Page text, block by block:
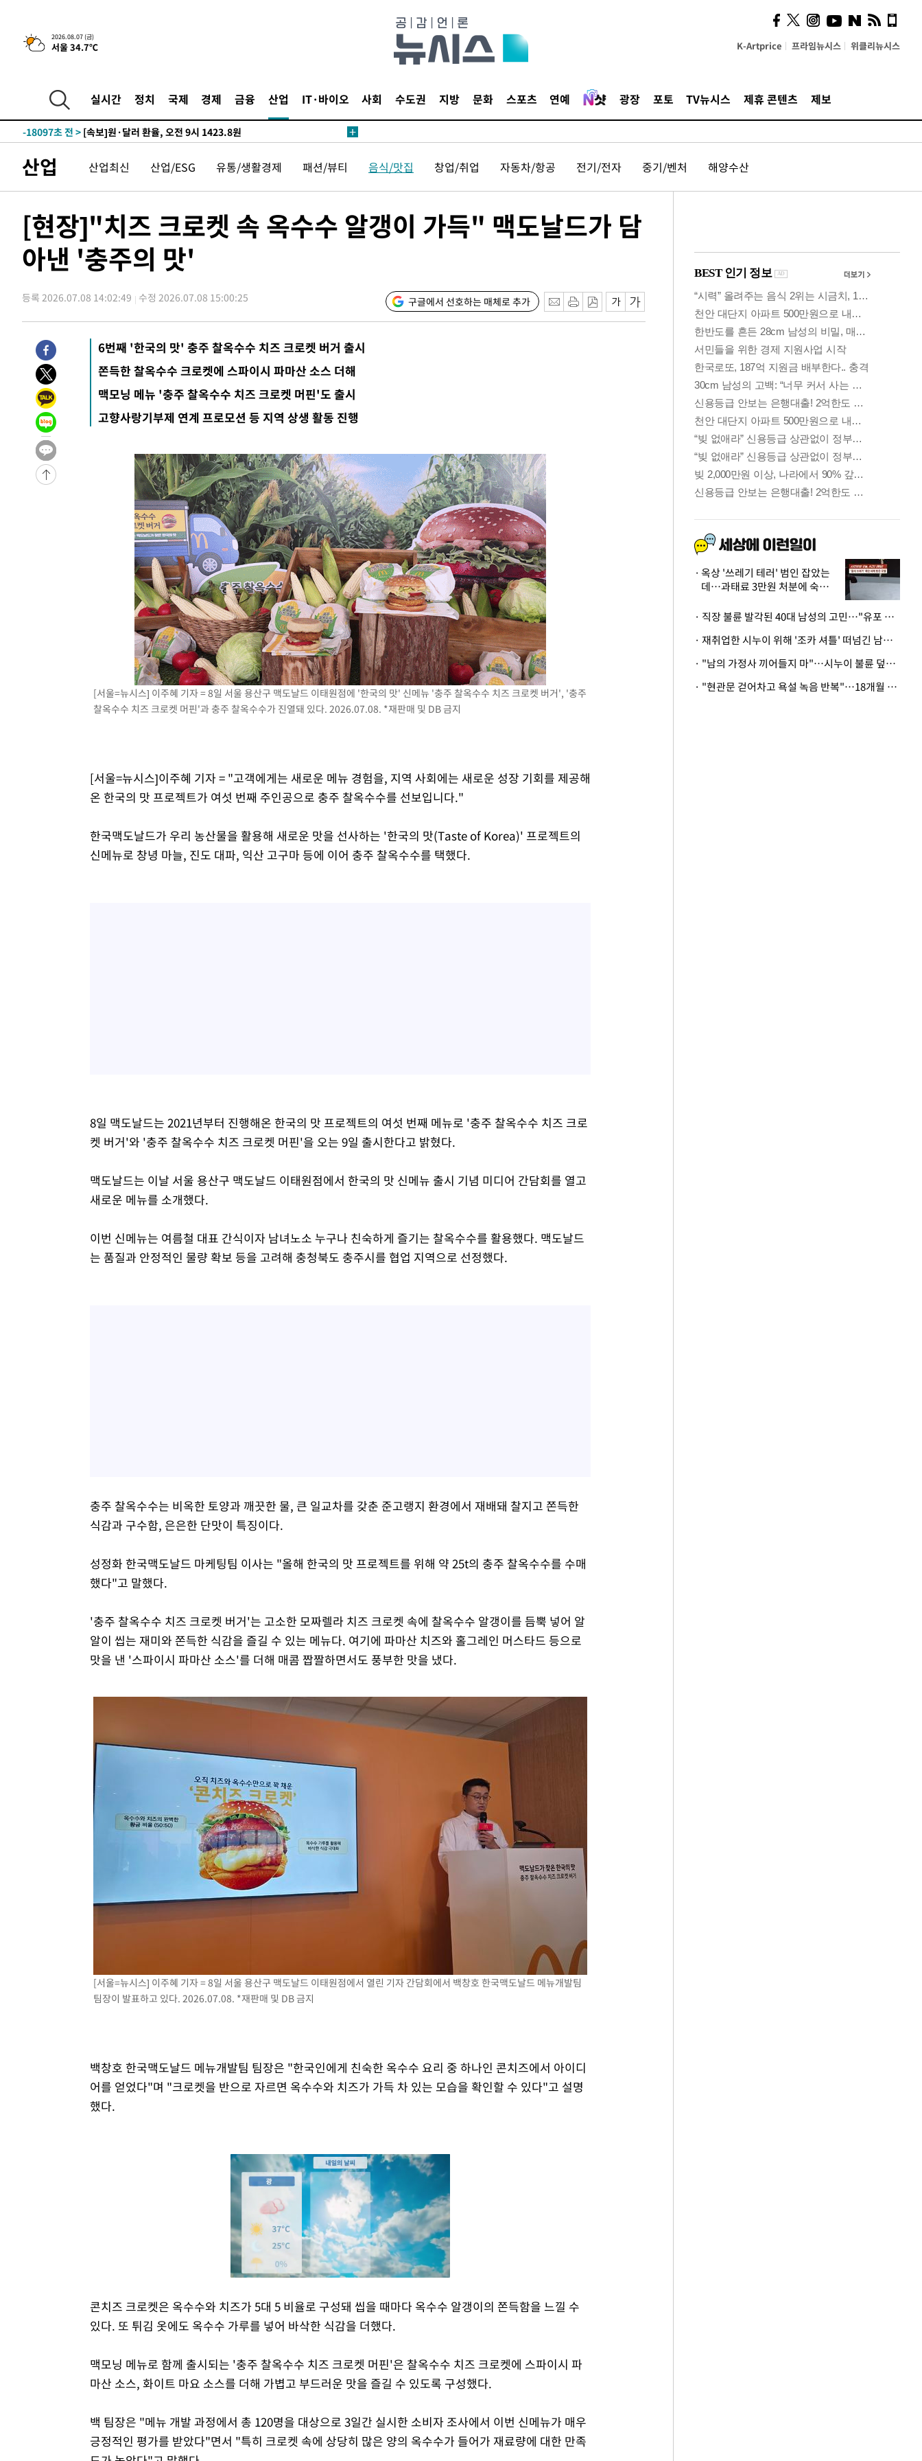
2026.08.07 (금)
서울 34.7℃ K-Artprice 프라임뉴시스 위클리뉴시스
실시간 정치 국제 경제 금융 산업 IT·바이오 사회 수도권 지방 문화 스포츠 연예 광장 포토 TV뉴시스 제휴 콘텐츠 제보
-21504초 전 >민주 콩고 에볼라환자 4천명 돌파, 4053명 발생 1850명 사망
-20754초 전 >[속보]'300억원대 사기 혐의' 차가원 대표 구속 송치
-18461초 전 >
[속보]경찰·노동부, HL만도 평택사업장 끼임 사망 관련 압수수색
-18342초 전 >
압수수색
-18097초 전 > [속보]원·달러 환율, 오전 9시 1423.8원
-17879초 전 >
[속보]코스닥, 5.95포인트(0.74%) 상승한 807.62개장
-17847초 전 >[속보]코스피, 6300선 재탈환…1.09% 오른 6365.07 개장
-14310초 전 >
입추에도 극한더위…서울 낮 39도 '폭염중대경보'
-9274초 전 >
이란, 호르무즈서 "적국 목표물들"과 대치로 남부 케슘섬에서 두차
례 큰 폭발음
-7989초 전 >
[속보]美, 폴리실리콘 수입 규제…파생제품 15% 관세, 120일 후 발
-3840초 전 > [속보] 뉴욕증시, 일제 하락 마감…나스닥 0.06%↓
-27898초 전 >[속보] 7월 중국 수출 23.9%↑ 수입 27.5%↑…무역총액
25.3%↑
-25058초 전 >
[속보]'채상병 순직 책임' 임성근, 항소심도 징역 3년
-24924초 전 >
[속보]종합특검, '관저이전 봐주기 감사' 유병호 구속기소
-21524초 전 >
-20774초 전 >
[속보]'300억원대 사기 혐의' 차가원 대표 구속 송치
-19968초 전 >
"미 전국적 살모네라 식중독 원인은 멕시코산 할라피뇨"-- CDC
-18481초 전 >
-18362초 전 >
[속보]합수본, '투표율 허위 입력' 중앙·서울·경기도 선관위 등 9곳
압수수색
-18117초 전 >
[속보]원·달러 환율, 오전 9시 1423.8원
[속보]삼성전자·SK하이닉스 동반 강보합…1%대 상승 출발
[속보]코스닥, 5.95포인트(0.74%) 상승한 807.62개장
[속보]코스피, 6300선 재탈환…1.09% 오른 6365.07 개장
시리아 다마스쿠스 교외에서 미니버스 폭발.. 14명 부상, 3명은 중
입추에도 극한더위…서울 낮 39도 '폭염중대경보'
이란, 호르무즈서 "적국 목표물들"과 대치로 남부 케슘섬에서 두차
[속보]美, 폴리실리콘 수입 규제…파생제품 15% 관세, 120일 후 발
[속보]트럼프, 美 원정출산 금지 행정명령 서명
[속보] 뉴욕증시, 일제 하락 마감…나스닥 0.06%↓
산업 산업최신 산업/ESG 유통/생활경제 패션/뷰티 음식/맛집 창업/취업 자동차/항공 전기/전자 중기/벤처 해양수산
[현장]"치즈 크로켓 속 옥수수 알갱이 가득" 맥도날드가 담
아낸 '충주의 맛'
등록 2026.07.08 14:02:49 수정 2026.07.08 15:00:25 구글에서 선호하는 매체로 추가
6번째 '한국의 맛' 충주 찰옥수수 치즈 크로켓 버거 출시
쫀득한 찰옥수수 크로켓에 스파이시 파마산 소스 더해
맥모닝 메뉴 '충주 찰옥수수 치즈 크로켓 머핀'도 출시
고향사랑기부제 연계 프로모션 등 지역 상생 활동 진행
[서울=뉴시스] 이주혜 기자 = 8일 서울 용산구 맥도날드 이태원점에 '한국의 맛' 신메뉴 '충주 찰옥수수 치즈 크로켓 버거', '충주
찰옥수수 치즈 크로켓 머핀'과 충주 찰옥수수가 진열돼 있다. 2026.07.08. *재판매 및 DB 금지
[서울=뉴시스]이주혜 기자 = "고객에게는 새로운 메뉴 경험을, 지역 사회에는 새로운 성장 기회를 제공해
온 한국의 맛 프로젝트가 여섯 번째 주인공으로 충주 찰옥수수를 선보입니다."
한국맥도날드가 우리 농산물을 활용해 새로운 맛을 선사하는 '한국의 맛(Taste of Korea)' 프로젝트의
신메뉴로 창녕 마늘, 진도 대파, 익산 고구마 등에 이어 충주 찰옥수수를 택했다.
8일 맥도날드는 2021년부터 진행해온 한국의 맛 프로젝트의 여섯 번째 메뉴로 '충주 찰옥수수 치즈 크로
켓 버거'와 '충주 찰옥수수 치즈 크로켓 머핀'을 오는 9일 출시한다고 밝혔다.
맥도날드는 이날 서울 용산구 맥도날드 이태원점에서 한국의 맛 신메뉴 출시 기념 미디어 간담회를 열고
새로운 메뉴를 소개했다.
이번 신메뉴는 여름철 대표 간식이자 남녀노소 누구나 친숙하게 즐기는 찰옥수수를 활용했다. 맥도날드
는 품질과 안정적인 물량 확보 등을 고려해 충청북도 충주시를 협업 지역으로 선정했다.
충주 찰옥수수는 비옥한 토양과 깨끗한 물, 큰 일교차를 갖춘 준고랭지 환경에서 재배돼 찰지고 쫀득한
식감과 구수함, 은은한 단맛이 특징이다.
성정화 한국맥도날드 마케팅팀 이사는 "올해 한국의 맛 프로젝트를 위해 약 25t의 충주 찰옥수수를 수매
했다"고 말했다.
'충주 찰옥수수 치즈 크로켓 버거'는 고소한 모짜렐라 치즈 크로켓 속에 찰옥수수 알갱이를 듬뿍 넣어 알
알이 씹는 재미와 쫀득한 식감을 즐길 수 있는 메뉴다. 여기에 파마산 치즈와 홀그레인 머스타드 등으로
맛을 낸 '스파이시 파마산 소스'를 더해 매콤 짭짤하면서도 풍부한 맛을 냈다.
[서울=뉴시스] 이주혜 기자 = 8일 서울 용산구 맥도날드 이태원점에서 열린 기자 간담회에서 백창호 한국맥도날드 메뉴개발팀
팀장이 발표하고 있다. 2026.07.08. *재판매 및 DB 금지
백창호 한국맥도날드 메뉴개발팀 팀장은 "한국인에게 친숙한 옥수수 요리 중 하나인 콘치즈에서 아이디
어를 얻었다"며 "크로켓을 반으로 자르면 옥수수와 치즈가 가득 차 있는 모습을 확인할 수 있다"고 설명
했다.
콘치즈 크로켓은 옥수수와 치즈가 5대 5 비율로 구성돼 씹을 때마다 옥수수 알갱이의 쫀득함을 느낄 수
있다. 또 튀김 옷에도 옥수수 가루를 넣어 바삭한 식감을 더했다.
맥모닝 메뉴로 함께 출시되는 '충주 찰옥수수 치즈 크로켓 머핀'은 찰옥수수 치즈 크로켓에 스파이시 파
마산 소스, 화이트 마요 소스를 더해 가볍고 부드러운 맛을 즐길 수 있도록 구성했다.
백 팀장은 "메뉴 개발 과정에서 총 120명을 대상으로 3일간 실시한 소비자 조사에서 이번 신메뉴가 매우
긍정적인 평가를 받았다"면서 "특히 크로켓 속에 상당히 많은 양의 옥수수가 들어가 재료량에 대한 만족
시, 스마트폰 액세서리에
NFC 더했다
옥상 '쓰레기 테러' 범인 잡았는
데…과태료 3만원 처분에 숙박업
· 직장 불륜 발각된 40대 남성의 고민…"유포 동료 명예훼손·협박죄 고소 가능할까"
· 재취업한 시누이 위해 '조카 셔틀' 떠넘긴 남편…아내 "난 못한다"
· "남의 가정사 끼어들지 마"…시누이 불륜 덮으려는 남편에 억울한 아내
· "현관문 걷어차고 욕설 녹음 반복"…18개월 아기 키우는 집 뒤흔든 '앞집의 비극'